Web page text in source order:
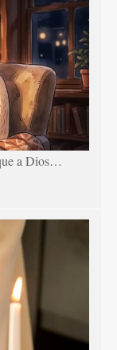
a Dios…